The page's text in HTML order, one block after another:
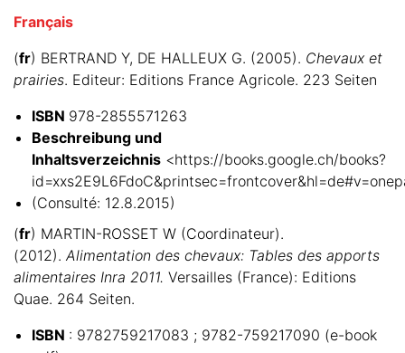
Français
(fr) BERTRAND Y, DE HALLEUX G. (2005). Chevaux et
prairies. Editeur: Editions France Agricole. 223 Seiten
ISBN 978-2855571263
Beschreibung und
Inhaltsverzeichnis <https://books.google.ch/books?
(Consulté: 12.8.2015)
(fr) MARTIN-ROSSET W (Coordinateur).
(2012). Alimentation des chevaux: Tables des apports
alimentaires Inra 2011. Versailles (France): Editions
Quae. 264 Seiten.
ISBN : 9782759217083 ; 9782-759217090 (e-book